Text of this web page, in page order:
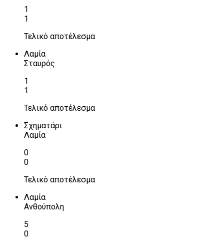
1
1
Τελικό αποτέλεσμα
Λαμία
Σταυρός
1
1
Τελικό αποτέλεσμα
Σχηματάρι
Λαμία
0
0
Τελικό αποτέλεσμα
Λαμία
Ανθούπολη
5
0